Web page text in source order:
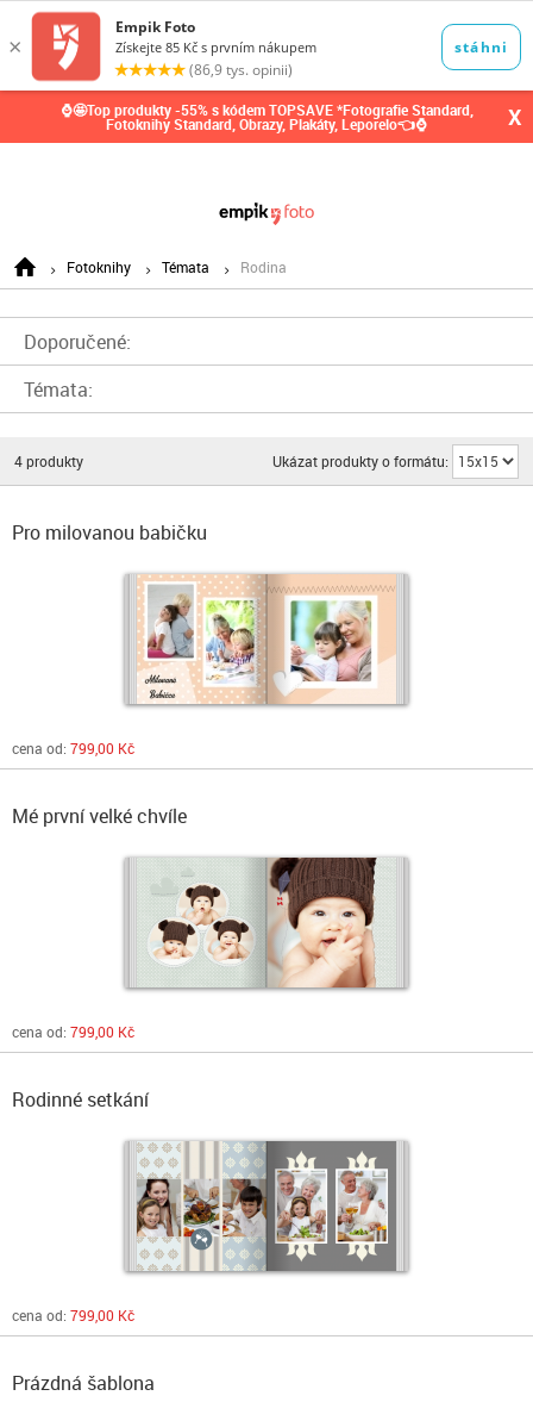
⌚🤩Top produkty -55% s kódem TOPSAVE *Fotografie Standard,
Fotoknihy Standard, Obrazy, Plakáty, Leporelo👈⌚ X
Fotoknihy Témata Rodina
Doporučené:
Témata:
4produkty Ukázat produkty o formátu:
Pro milovanou babičku
cena od: 799,00 Kč
Mé první velké chvíle
cena od: 799,00 Kč
Rodinné setkání
cena od: 799,00 Kč
Prázdná šablona